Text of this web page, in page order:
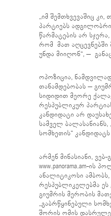
„იმ შემთხვევაშიც
პარტიებს
წარმატების არ სჯერა,
რომ მათ
უნდა მიიღონ“, –
ოპოზიცია,
თანამდებობას –
სიდიდით მეორე
რესპუბლიკურ
კანდიდატი არ
სამველ ბალასანიანს,
სომხეთის“
არმენ მინასიანი,
www.panorama.am-ის
ანალიტიკოსი
რესპუბლიკელებმა ეს
გიუმრის მერობის
„გაბრწყინებული
შორის ომის